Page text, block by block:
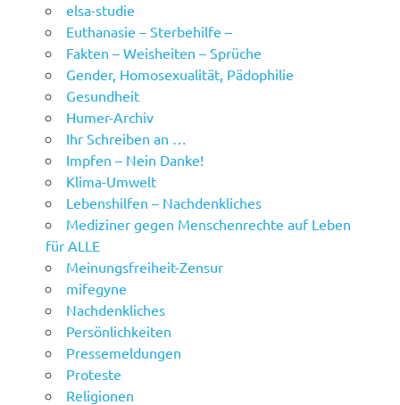
elsa-studie
Euthanasie – Sterbehilfe –
Fakten – Weisheiten – Sprüche
Gender, Homosexualität, Pädophilie
Gesundheit
Humer-Archiv
Ihr Schreiben an …
Impfen – Nein Danke!
Klima-Umwelt
Lebenshilfen – Nachdenkliches
Mediziner gegen Menschenrechte auf Leben
für ALLE
Meinungsfreiheit-Zensur
mifegyne
Nachdenkliches
Persönlichkeiten
Pressemeldungen
Proteste
Religionen